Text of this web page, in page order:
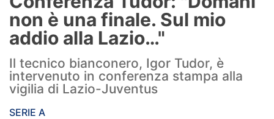
Infortuni
Primavera
Calciomercato
Lazio Women
non è una finale. Sul mio
addio alla Lazio…"
Il tecnico bianconero, Igor Tudor, è
intervenuto in conferenza stampa alla
vigilia di Lazio-Juventus
SERIE A